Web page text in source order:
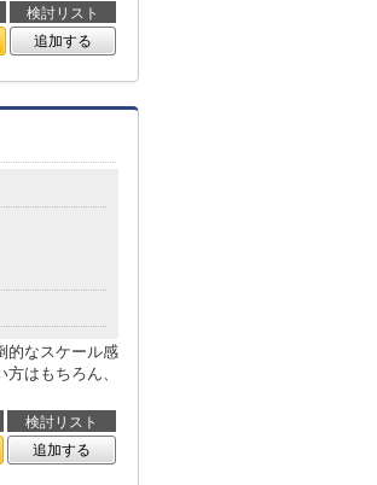
検討リスト
追加する
的なスケール感
はもちろん、
検討リスト
追加する